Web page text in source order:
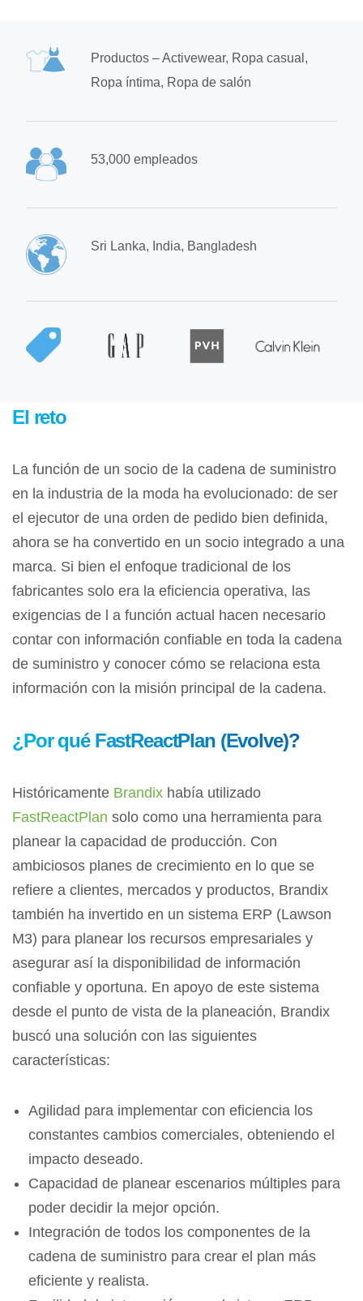
Productos – Activewear, Ropa casual,
Ropa íntima, Ropa de salón
53,000 empleados
Sri Lanka, India, Bangladesh
El reto
La función de un socio de la cadena de suministro
en la industria de la moda ha evolucionado: de ser
el ejecutor de una orden de pedido bien definida,
ahora se ha convertido en un socio integrado a una
marca. Si bien el enfoque tradicional de los
fabricantes solo era la eficiencia operativa, las
exigencias de l a función actual hacen necesario
contar con información confiable en toda la cadena
de suministro y conocer cómo se relaciona esta
información con la misión principal de la cadena.
¿Por qué FastReactPlan (Evolve)?
Históricamente Brandix había utilizado
FastReactPlan solo como una herramienta para
planear la capacidad de producción. Con
ambiciosos planes de crecimiento en lo que se
refiere a clientes, mercados y productos, Brandix
también ha invertido en un sistema ERP (Lawson
M3) para planear los recursos empresariales y
asegurar así la disponibilidad de información
confiable y oportuna. En apoyo de este sistema
desde el punto de vista de la planeación, Brandix
buscó una solución con las siguientes
características:
Agilidad para implementar con eficiencia los
constantes cambios comerciales, obteniendo el
impacto deseado.
Capacidad de planear escenarios múltiples para
poder decidir la mejor opción.
Integración de todos los componentes de la
cadena de suministro para crear el plan más
eficiente y realista.